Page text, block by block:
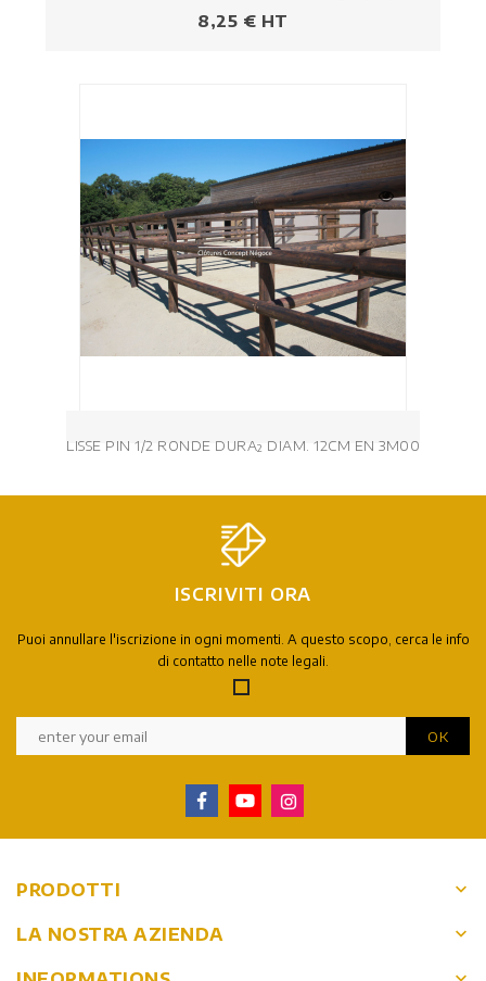
Prezzo
8,25 € HT
LISSE PIN 1/2 RONDE DURA² DIAM. 12CM EN 3M00
ISCRIVITI ORA
Puoi annullare l'iscrizione in ogni momenti. A questo scopo, cerca le info
di contatto nelle note legali.
PRODOTTI keyboard_arrow_down
LA NOSTRA AZIENDA keyboard_arrow_down